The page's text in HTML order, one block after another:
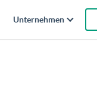
Unternehmen